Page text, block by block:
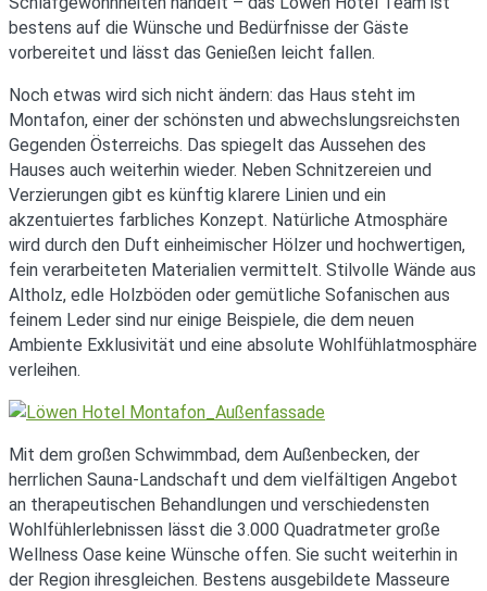
bestens auf die Wünsche und Bedürfnisse der Gäste
vorbereitet und lässt das Genießen leicht fallen.
Noch etwas wird sich nicht ändern: das Haus steht im
Montafon, einer der schönsten und abwechslungsreichsten
Gegenden Österreichs. Das spiegelt das Aussehen des
Hauses auch weiterhin wieder. Neben Schnitzereien und
Verzierungen gibt es künftig klarere Linien und ein
akzentuiertes farbliches Konzept. Natürliche Atmosphäre
wird durch den Duft einheimischer Hölzer und hochwertigen,
fein verarbeiteten Materialien vermittelt. Stilvolle Wände aus
Altholz, edle Holzböden oder gemütliche Sofanischen aus
feinem Leder sind nur einige Beispiele, die dem neuen
Ambiente Exklusivität und eine absolute Wohlfühlatmosphäre
verleihen.
Mit dem großen Schwimmbad, dem Außenbecken, der
herrlichen Sauna-Landschaft und dem vielfältigen Angebot
an therapeutischen Behandlungen und verschiedensten
Wohlfühlerlebnissen lässt die 3.000 Quadratmeter große
Wellness Oase keine Wünsche offen. Sie sucht weiterhin in
der Region ihresgleichen. Bestens ausgebildete Masseure